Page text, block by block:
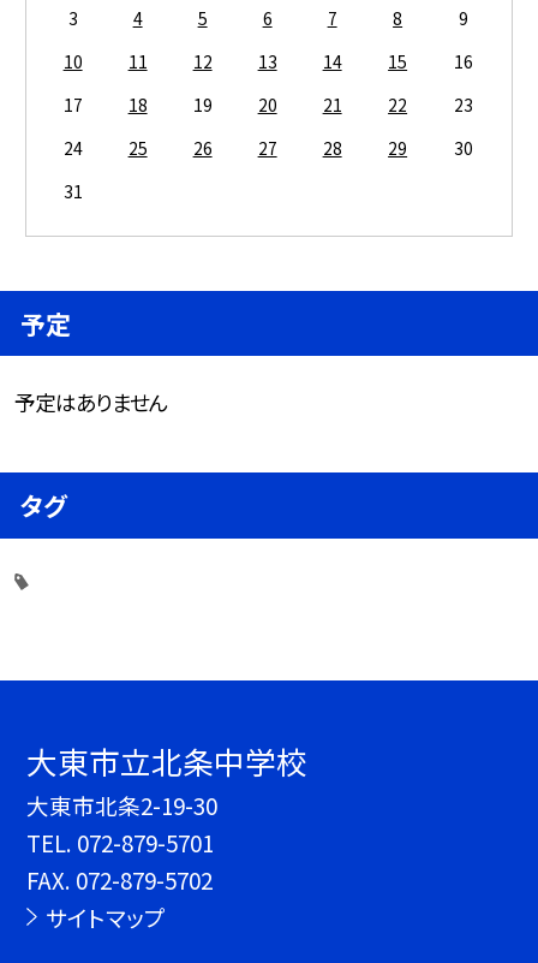
3
4 5 6 7 8
9
10
11 12 13 14 15
16
17
18 19 20 21 22
23
24
25 26 27 28 29
30
31
予定
予定はありません
タグ
大東市立北条中学校
大東市北条2-19-30
TEL. 072-879-5701
FAX. 072-879-5702
サイトマップ